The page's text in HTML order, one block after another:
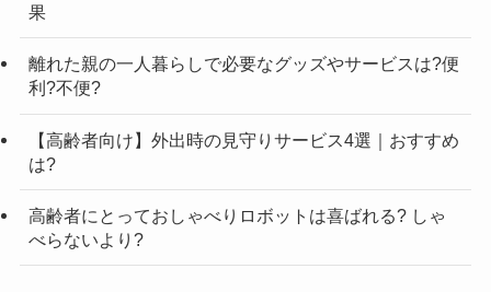
果
離れた親の一人暮らしで必要なグッズやサービスは?便
利?不便?
【高齢者向け】外出時の見守りサービス4選｜おすすめ
は?
高齢者にとっておしゃべりロボットは喜ばれる? しゃ
べらないより?